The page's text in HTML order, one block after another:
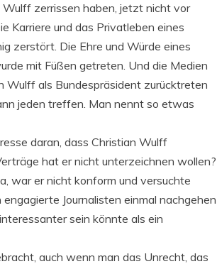
Wulff zerrissen haben, jetzt nicht vor
Karriere und das Privatleben eines
zerstört. Die Ehre und Würde eines
mit Füßen getreten. Und die Medien
Wulff als Bundespräsident zurücktreten
jeden treffen. Man nennt so etwas
daran, dass Christian Wulff
hat er nicht unterzeichnen wollen?
war er nicht konform und versuchte
Journalisten einmal nachgehen
sein könnte als ein
auch wenn man das Unrecht, das